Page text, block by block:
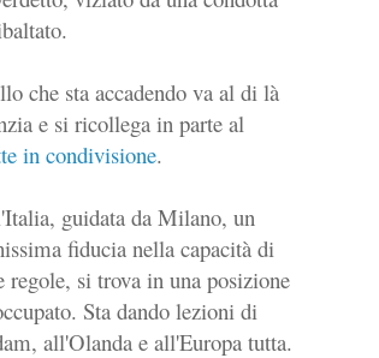
che sta accadendo va al di là
e si ricollega in parte al
in condivisione.
guidata da Milano, un
fiducia nella capacità di
si trova in una posizione
Sta dando lezioni di
all'Olanda e all'Europa tutta.